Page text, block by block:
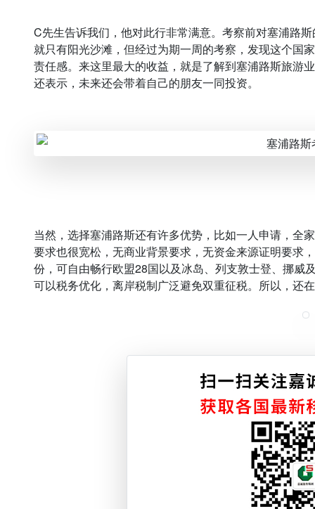
C先生告诉我们，他对此行非常满意。考察前对塞浦路
就只有阳光沙滩，但经过为期一周的考察，发现这个国
责任感。来这里最大的收益，就是了解到塞浦路斯旅游
还表示，未来还会带着自己的朋友一同投资。
当然，选择塞浦路斯还有许多优势，比如一人申请，全
要求也很宽松，无商业背景要求，无资金来源证明要求
份，可自由畅行欧盟28国以及冰岛、列支敦士登、挪威
可以税务优化，离岸税制广泛避免双重征税。所以，还